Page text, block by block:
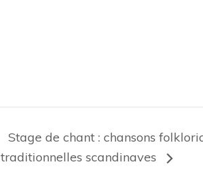
Stage de chant : chansons
traditionnelles scandinaves